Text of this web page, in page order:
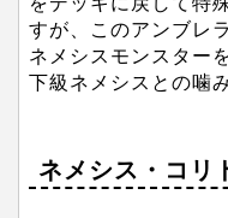
すが、このアンブレ
ネメシスモンスター
下級ネメシスとの噛
ネメシス・コリ